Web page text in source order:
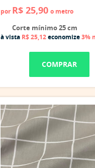
por R$ 25,90 o metro
Corte mínimo 25 cm
à vista R$ 25,12economize3%
COMPRAR